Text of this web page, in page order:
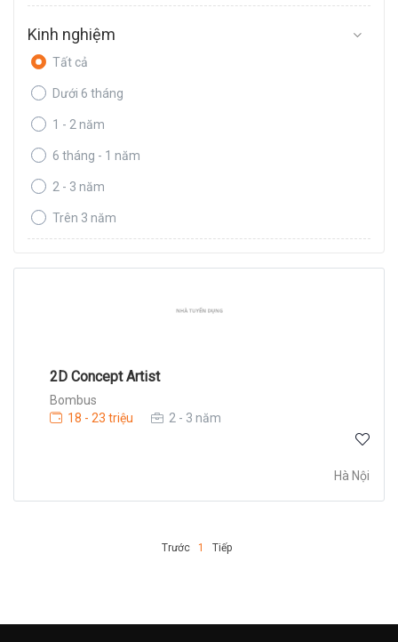
Kinh nghiệm
Tất cả
Dưới 6 tháng
1 - 2 năm
6 tháng - 1 năm
2 - 3 năm
Trên 3 năm
2D Concept Artist
Bombus
18 - 23 triệu
2 - 3 năm
Hà Nội
Trước 1 Tiếp